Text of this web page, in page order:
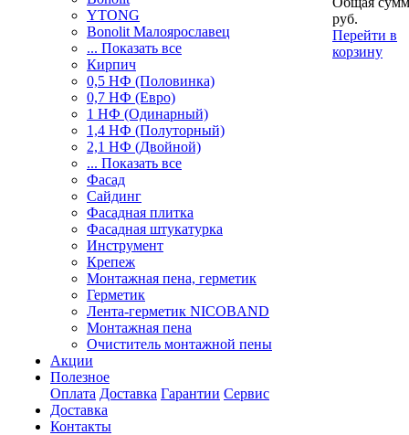
YTONG
Bonolit Малоярославец
... Показать все
Кирпич
0,5 НФ (Половинка)
0,7 НФ (Евро)
1 НФ (Одинарный)
1,4 НФ (Полуторный)
2,1 НФ (Двойной)
... Показать все
Фасад
Сайдинг
Фасадная плитка
Фасадная штукатурка
Инструмент
Крепеж
Монтажная пена, герметик
Герметик
Лента-герметик NICOBAND
Монтажная пена
Очиститель монтажной пены
Акции
Полезное
Оплата Доставка Гарантии Сервис
Доставка
Контакты
руб.
Перейти в
корзину